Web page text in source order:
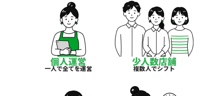
個人運営
一人で全てを運営
少人数店舗
複数人でシフト